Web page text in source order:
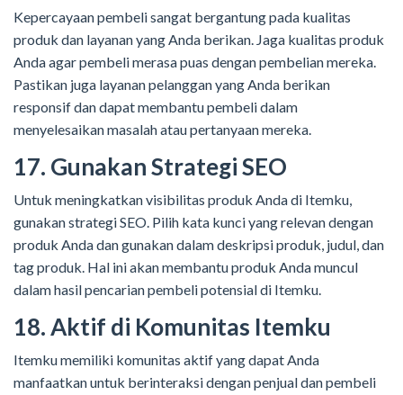
Kepercayaan pembeli sangat bergantung pada kualitas
produk dan layanan yang Anda berikan. Jaga kualitas produk
Anda agar pembeli merasa puas dengan pembelian mereka.
Pastikan juga layanan pelanggan yang Anda berikan
responsif dan dapat membantu pembeli dalam
menyelesaikan masalah atau pertanyaan mereka.
17. Gunakan Strategi SEO
Untuk meningkatkan visibilitas produk Anda di Itemku,
gunakan strategi SEO. Pilih kata kunci yang relevan dengan
produk Anda dan gunakan dalam deskripsi produk, judul, dan
tag produk. Hal ini akan membantu produk Anda muncul
dalam hasil pencarian pembeli potensial di Itemku.
18. Aktif di Komunitas Itemku
Itemku memiliki komunitas aktif yang dapat Anda
manfaatkan untuk berinteraksi dengan penjual dan pembeli